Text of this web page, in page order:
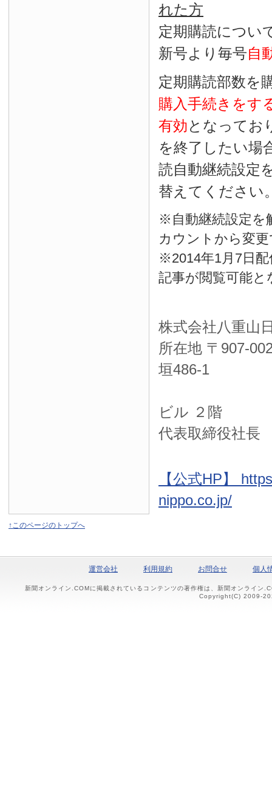
れた方
定期購読につい
新号より毎号自
定期購読部数を
購入手続きをす
有効となってお
を終了したい場
読自動継続設定
替えてください
※自動継続設定を
カウントから変
※2014年1月7日
記事が閲覧可能
株式会社八重山
所在地 〒 907-
垣486-1
ビル ２階
代表取締役社
【公式HP】
nippo.co.jp/
↑このページのトップへ
運営会社 利用規約 お問合せ 個人
新聞オンライン.COMに掲載されているコンテンツの著作権は、新聞オンライン
Copyright(C) 2009-